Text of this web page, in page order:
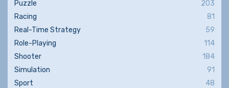
Puzzle
203
Racing
81
Real-Time Strategy
59
Role-Playing
114
Shooter
184
Simulation
91
Sport
48